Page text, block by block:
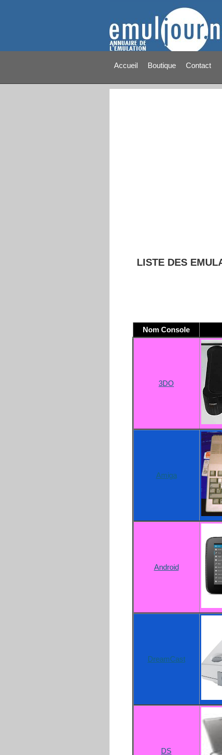
Accueil Boutique Contact
LISTE DES
Nom Console
3DO
Amiga
Android
DreamCast
DS